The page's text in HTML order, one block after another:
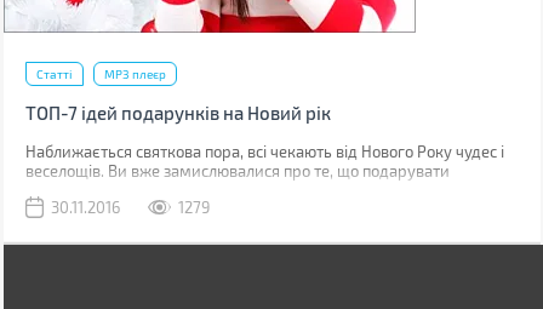
Статті MP3 плеєр
ТОП-7 ідей подарунків на Новий рік
Наближається святкова пора, всі чекають від Нового Року чудес і
веселощів. Ви вже замислювалися про те, що подарувати
Гід підготував для Вас декілька чудових ідей для подарунків на
30.11.2016 1279